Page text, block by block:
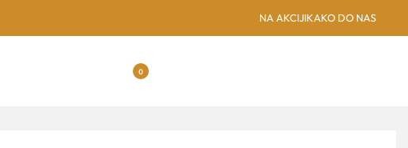
SUBOTICA: NOVA
NA AKCIJIKAKO DO NAS
0